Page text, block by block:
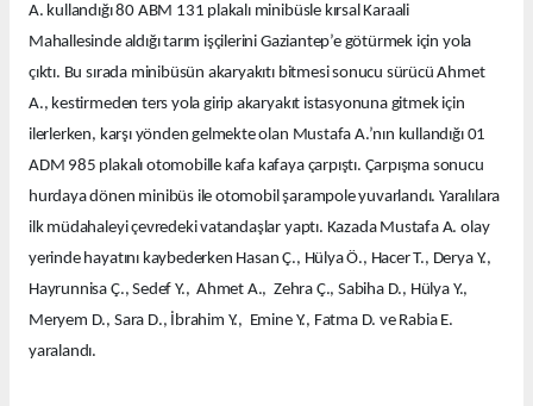
A. kullandığı 80 ABM 131 plakalı minibüsle kırsal Karaali
Mahallesinde aldığı tarım işçilerini Gaziantep’e götürmek için yola
çıktı. Bu sırada minibüsün akaryakıtı bitmesi sonucu sürücü Ahmet
A., kestirmeden ters yola girip akaryakıt istasyonuna gitmek için
ilerlerken, karşı yönden gelmekte olan Mustafa A.’nın kullandığı 01
ADM 985 plakalı otomobille kafa kafaya çarpıştı. Çarpışma sonucu
hurdaya dönen minibüs ile otomobil şarampole yuvarlandı. Yaralılara
ilk müdahaleyi çevredeki vatandaşlar yaptı. Kazada Mustafa A. olay
yerinde hayatını kaybederken Hasan Ç., Hülya Ö., Hacer T., Derya Y.,
Hayrunnisa Ç., Sedef Y., Ahmet A., Zehra Ç., Sabiha D., Hülya Y.,
Meryem D., Sara D., İbrahim Y., Emine Y., Fatma D. ve Rabia E.
yaralandı.